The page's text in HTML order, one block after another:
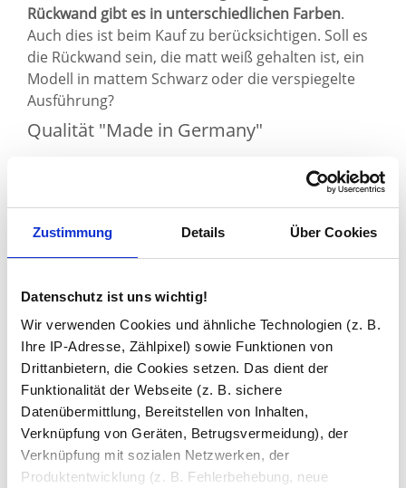
Zustimmung Details Über Cookies
Datenschutz ist uns wichtig!
Wir verwenden Cookies und ähnliche Technologien (z. B.
Ihre IP-Adresse, Zählpixel) sowie Funktionen von
Drittanbietern, die Cookies setzen. Das dient der
Funktionalität der Webseite (z. B. sichere
Datenübermittlung, Bereitstellen von Inhalten,
Verknüpfung von Geräten, Betrugsvermeidung), der
Verknüpfung mit sozialen Netzwerken, der
Produktentwicklung (z. B. Fehlerbehebung, neue
Rückwand gibt es in unterschiedlichen Farben.
Auch dies ist beim Kauf zu berücksichtigen. Soll es
die Rückwand sein, die matt weiß gehalten ist, ein
Modell in mattem Schwarz oder die verspiegelte
Ausführung?
Qualität "Made in Germany"
Für welche Version des Bad-Hochschranks mit
Spiegeltür innen und außen sich die Käufer auch
entscheiden, sie erhalten ein Produkt, das "Made in
Germany" ist und mit besonders hoher
Langlebigkeit und Stabilität punkten kann. Die
Dortmund, Nordrhein-Westfalen hergestellt und
direkt beim Hersteller gekauft. Jetzt die große
Auswahl an hochwertigen Produkten im Sortiment
von Spiegel21 für die Badgestaltung entdecken!
Möbel nach Maß: 3D-Konfigurator mit
Live-Ansicht